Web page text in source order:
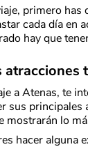
primero has
cada día
hay que
a Atenas, te
sus
mostrarán lo
hacer alguna